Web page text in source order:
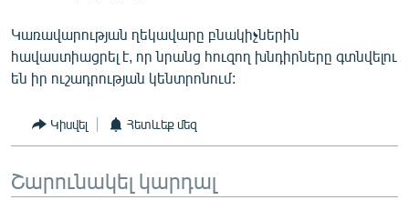
English
Русский
ՀԵՏԵՎԵՔ ՄԵԶ
Կառավարության ղեկավարը բնակիչներին
հավաստիացրել է, որ նրանց հուզող խնդիրները գտնվելու
են իր ուշադրության կենտրոնում:
Կիսվել Հետևեք մեզ
Շարունակել կարդալ